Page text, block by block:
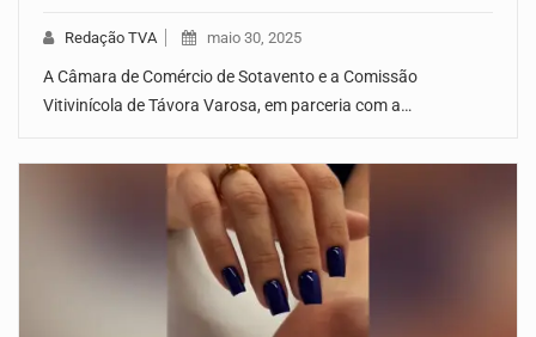
Redação TVA maio 30, 2025
A Câmara de Comércio de Sotavento e a Comissão
Vitivinícola de Távora Varosa, em parceria com a…